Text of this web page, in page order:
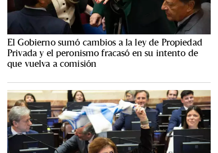
El Gobierno sumó cambios a la ley de Propiedad
Privada y el peronismo fracasó en su intento de
que vuelva a comisión